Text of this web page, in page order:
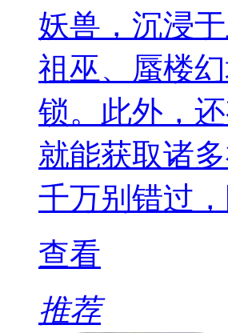
妖兽，沉浸
祖巫、蜃楼
锁。此外，
就能获取诸
千万别错过
查看
推荐